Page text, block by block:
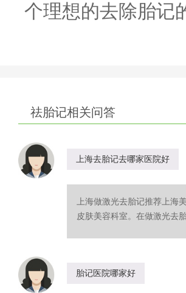
个理想的去除胎记
祛胎记相关问答
上海去胎记去哪家医院好
上海做激光去胎记推荐上海
皮肤美容科室。在做激光去
胎记医院哪家好